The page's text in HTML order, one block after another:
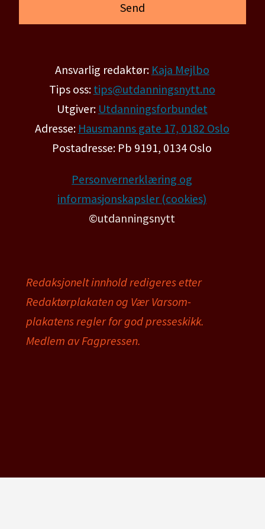
Ansvarlig redaktør: Kaja Mejlbo
Tips oss: tips@utdanningsnytt.no
Utgiver: Utdanningsforbundet
Adresse: Hausmanns gate 17, 0182 Oslo
Postadresse: Pb 9191, 0134 Oslo
Personvernerklæring og
informasjonskapsler (cookies)
©utdanningsnytt
Redaksjonelt innhold redigeres etter
Redaktørplakaten og Vær Varsom-
plakatens regler for god presseskikk.
Medlem av Fagpressen.